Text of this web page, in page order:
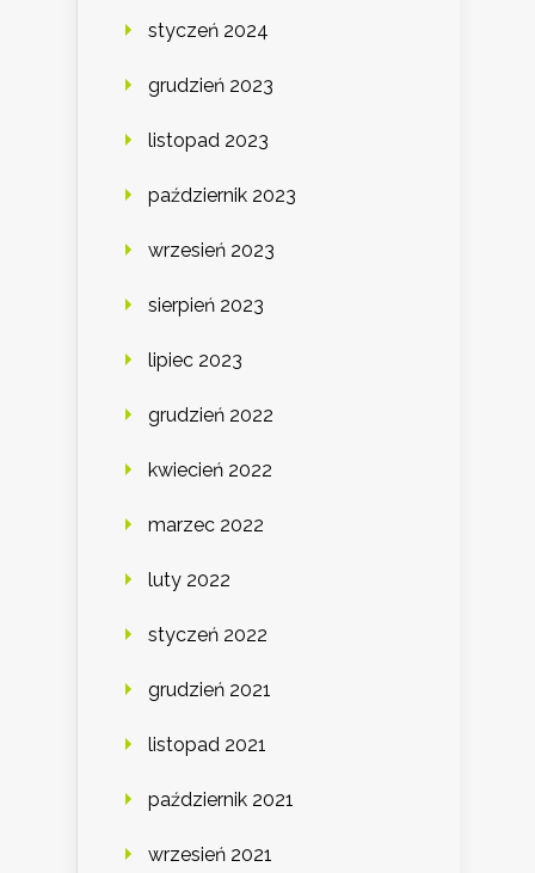
styczeń 2024
grudzień 2023
listopad 2023
październik 2023
wrzesień 2023
sierpień 2023
lipiec 2023
grudzień 2022
kwiecień 2022
marzec 2022
luty 2022
styczeń 2022
grudzień 2021
listopad 2021
październik 2021
wrzesień 2021